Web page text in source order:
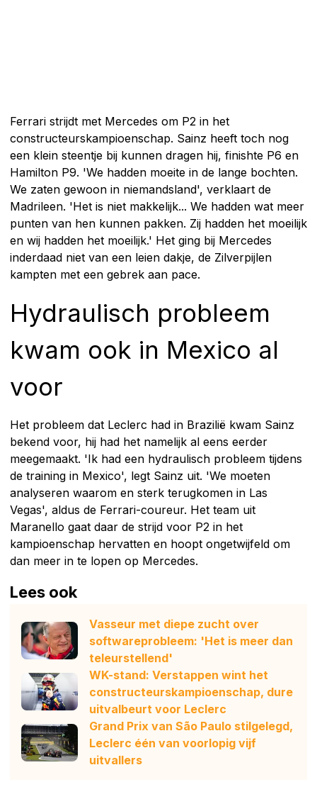
Ferrari strijdt met Mercedes om P2 in het
constructeurskampioenschap. Sainz heeft toch nog
een klein steentje bij kunnen dragen hij, finishte P6 en
Hamilton P9. 'We hadden moeite in de lange bochten.
We zaten gewoon in niemandsland', verklaart de
Madrileen. 'Het is niet makkelijk... We hadden wat meer
punten van hen kunnen pakken. Zij hadden het moeilijk
en wij hadden het moeilijk.' Het ging bij Mercedes
inderdaad niet van een leien dakje, de Zilverpijlen
kampten met een gebrek aan pace.
Hydraulisch probleem
kwam ook in Mexico al
voor
Het probleem dat Leclerc had in Brazilië kwam Sainz
bekend voor, hij had het namelijk al eens eerder
meegemaakt. 'Ik had een hydraulisch probleem tijdens
de training in Mexico', legt Sainz uit. 'We moeten
analyseren waarom en sterk terugkomen in Las
Vegas', aldus de Ferrari-coureur. Het team uit
Maranello gaat daar de strijd voor P2 in het
kampioenschap hervatten en hoopt ongetwijfeld om
dan meer in te lopen op Mercedes.
Lees ook
Vasseur met diepe zucht over
softwareprobleem: 'Het is meer dan
teleurstellend'
WK-stand: Verstappen wint het
constructeurskampioenschap, dure
uitvalbeurt voor Leclerc
Grand Prix van São Paulo stilgelegd,
Leclerc één van voorlopig vijf
uitvallers